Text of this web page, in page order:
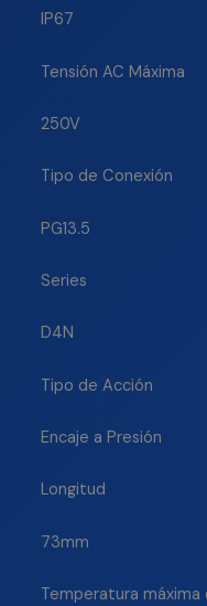
IP67
Tensión AC Máxima
250V
Tipo de Conexión
PG13.5
Series
D4N
Tipo de Acción
Encaje a Presión
Longitud
73mm
Temperatura